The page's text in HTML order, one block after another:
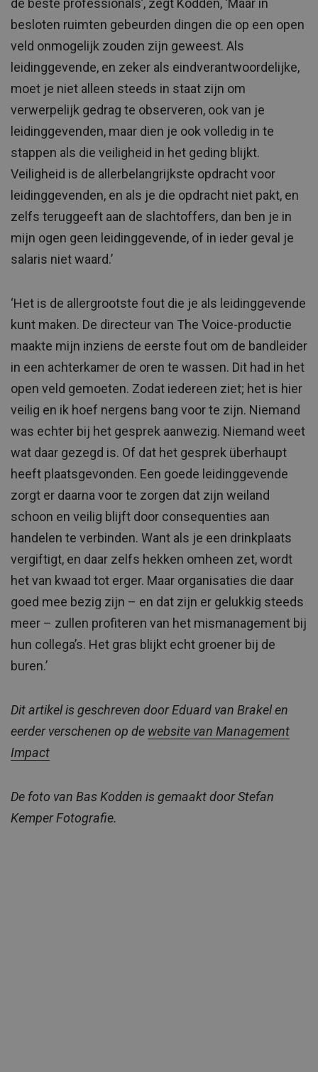
de beste professionals’, zegt Kodden, ‘Maar in
besloten ruimten gebeurden dingen die op een open
veld onmogelijk zouden zijn geweest. Als
leidinggevende, en zeker als eindverantwoordelijke,
moet je niet alleen steeds in staat zijn om
verwerpelijk gedrag te observeren, ook van je
leidinggevenden, maar dien je ook volledig in te
stappen als die veiligheid in het geding blijkt.
Veiligheid is de allerbelangrijkste opdracht voor
leidinggevenden, en als je die opdracht niet pakt, en
zelfs teruggeeft aan de slachtoffers, dan ben je in
mijn ogen geen leidinggevende, of in ieder geval je
salaris niet waard.’
‘Het is de allergrootste fout die je als leidinggevende
kunt maken. De directeur van The Voice-productie
maakte mijn inziens de eerste fout om de bandleider
in een achterkamer de oren te wassen. Dit had in het
open veld gemoeten. Zodat iedereen ziet; het is hier
veilig en ik hoef nergens bang voor te zijn. Niemand
was echter bij het gesprek aanwezig. Niemand weet
wat daar gezegd is. Of dat het gesprek überhaupt
heeft plaatsgevonden. Een goede leidinggevende
zorgt er daarna voor te zorgen dat zijn weiland
schoon en veilig blijft door consequenties aan
handelen te verbinden. Want als je een drinkplaats
vergiftigt, en daar zelfs hekken omheen zet, wordt
het van kwaad tot erger. Maar organisaties die daar
goed mee bezig zijn – en dat zijn er gelukkig steeds
meer – zullen profiteren van het mismanagement bij
hun collega’s. Het gras blijkt echt groener bij de
buren.’
Dit artikel is geschreven door Eduard van Brakel en
eerder verschenen op de website van Management
Impact
De foto van Bas Kodden is gemaakt door Stefan
Kemper Fotografie.